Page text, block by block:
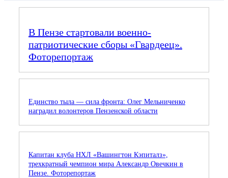
В Пензе стартовали военно-
патриотические сборы «Гвардеец».
Фоторепортаж
Единство тыла — сила фронта: Олег Мельниченко
наградил волонтеров Пензенской области
Капитан клуба НХЛ «Вашингтон Кэпиталз»,
трехкратный чемпион мира Александр Овечкин в
Пензе. Фоторепортаж